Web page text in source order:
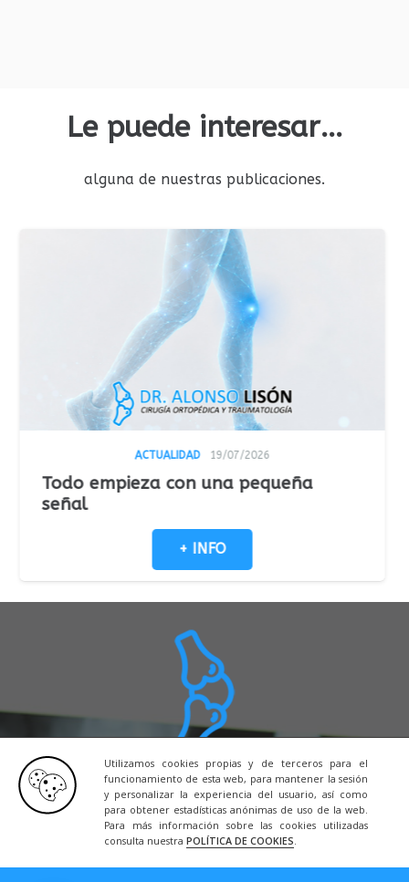
Utilizamos cookies propias y de terceros para el
funcionamiento de esta web, para mantener la sesión
y personalizar la experiencia del usuario, así como
para obtener estadísticas anónimas de uso de la web.
Para más información sobre las cookies utilizadas
consulta nuestra POLÍTICA DE COOKIES.
Le puede interesar…
alguna de nuestras publicaciones.
19/07/2026
con una pequeña
Póngase en las mejores manos delDoctor
Alonso Lisón. Traumatólogo especializado en
cirugía ortopédica y traumatología en la